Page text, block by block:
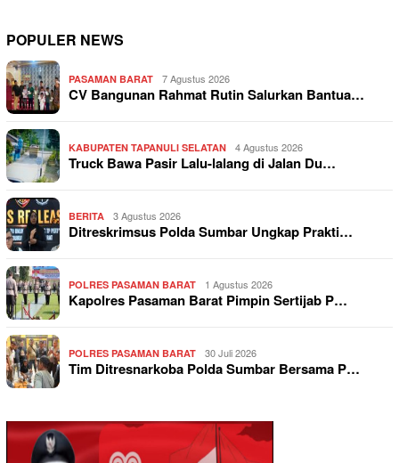
POPULER NEWS
PASAMAN BARAT 7 Agustus 2026
CV Bangunan Rahmat Rutin Salurkan Bantua…
KABUPATEN TAPANULI SELATAN 4 Agustus 2026
Truck Bawa Pasir Lalu-lalang di Jalan Du…
BERITA 3 Agustus 2026
Ditreskrimsus Polda Sumbar Ungkap Prakti…
POLRES PASAMAN BARAT 1 Agustus 2026
Kapolres Pasaman Barat Pimpin Sertijab P…
POLRES PASAMAN BARAT 30 Juli 2026
Tim Ditresnarkoba Polda Sumbar Bersama P…